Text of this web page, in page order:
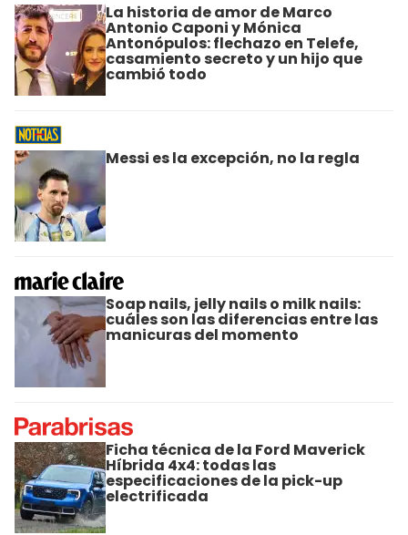
La historia de amor de Marco
Antonio Caponi y Mónica
Antonópulos: flechazo en Telefe,
casamiento secreto y un hijo que
cambió todo
Messi es la excepción, no la regla
Soap nails, jelly nails o milk nails:
cuáles son las diferencias entre las
manicuras del momento
Ficha técnica de la Ford Maverick
Híbrida 4x4: todas las
especificaciones de la pick-up
electrificada